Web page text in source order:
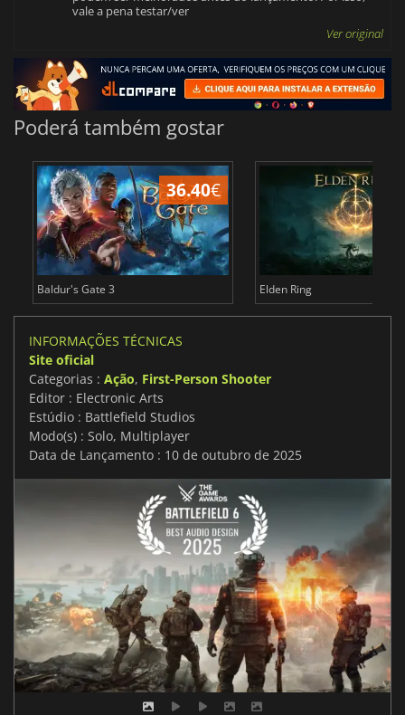
vale a pena testar/ver
Ver original
Poderá também gostar
36.40€
Baldur's Gate 3 Elden Ring
INFORMAÇÕES TÉCNICAS
Site oficial
Categorias : Ação, First-Person Shooter
Editor : Electronic Arts
Estúdio : Battlefield Studios
Modo(s) : Solo, Multiplayer
Data de Lançamento : 10 de outubro de 2025